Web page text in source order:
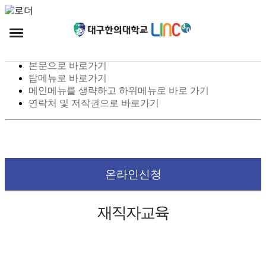
스킵 네비게이션
본문으로 바로가기
탑메뉴로 바로가기
메인메뉴를 생략하고 하위메뉴로 바로 가기
연락처 및 저작권으로 바로가기
온라인신청
재직자교육